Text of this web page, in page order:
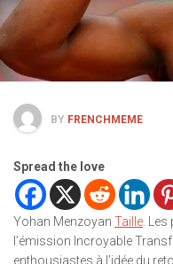
BY FRENCHMEME
Spread the love
Yohan Menzoyan Taille .
l’émission Incroyable
enthousiastes à l’idée du